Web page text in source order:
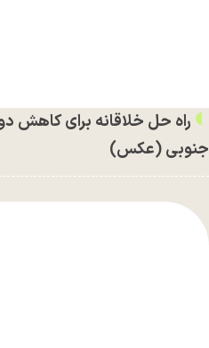
راه حل خلاقانه برای کاهش
جنوبی (عکس)